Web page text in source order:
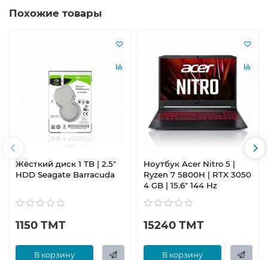
Похожие товары
Жёсткий диск 1 TB | 2.5"
HDD Seagate Barracuda
1150 ТМТ
В корзину
Ноутбук Acer Nitro 5 |
Ryzen 7 5800H | RTX 3050
4 GB | 15.6" 144 Hz
15240 ТМТ
В корзину